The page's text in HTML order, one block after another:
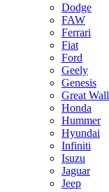
Dodge
FAW
Ferrari
Fiat
Ford
Geely
Genesis
Great Wall
Honda
Hummer
Hyundai
Infiniti
Isuzu
Jaguar
Jeep